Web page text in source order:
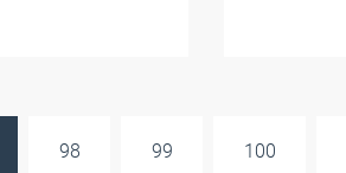
98 99 100